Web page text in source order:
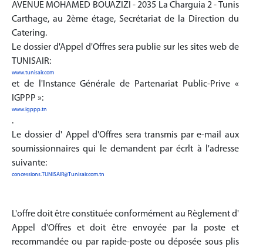
AVENUE MOHAMED BOUAZIZI - 2035 La Charguia 2 - Tunis
Carthage, au 2ème étage, Secrétariat de la Direction du
Catering.
Le dossier d'Appel d'Offres sera publie sur les sites web de
TUNISAIR:
www.tunisair.com
et de l'Instance Générale de Partenariat Public-Prive «
IGPPP »:
www.igppp.tn
.
Le dossier d' Appel d'Offres sera transmis par e-mail aux
soumissionnaires qui le demandent par écrlt à l'adresse
suivante:
concessions.TUNISAIR@Tunisair.com.tn
L'offre doit être constituée conformément au Règlement d'
Appel d'Offres et doit être envoyée par la poste et
recommandée ou par rapide-poste ou déposée sous plis